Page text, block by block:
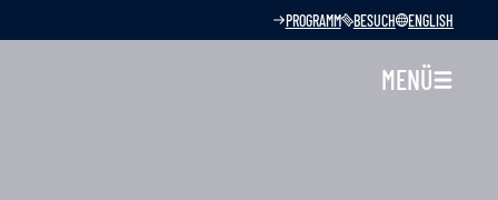
PROGRAMM BESUCH ENGLISH
MENÜ